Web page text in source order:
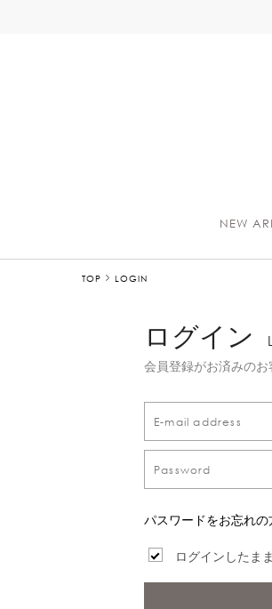
NEW
TOP LOGIN
ログイン
会員登録がお済みのお
パスワードをお忘れの
ログインしたま